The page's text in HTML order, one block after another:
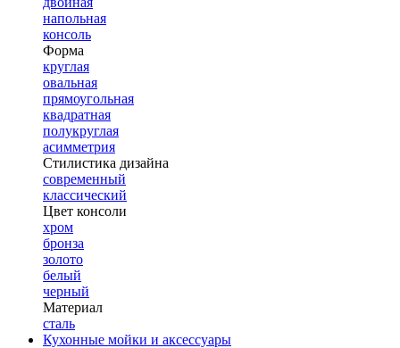
напольная
консоль
Форма
круглая
овальная
прямоугольная
квадратная
полукруглая
асимметрия
Стилистика дизайна
современный
классический
Цвет консоли
хром
бронза
золото
белый
черный
Материал
сталь
Кухонные мойки и аксессуары